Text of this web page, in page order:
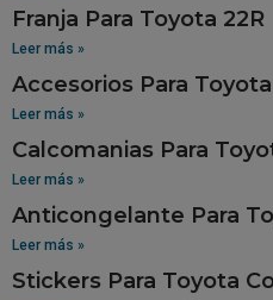
Franja Para Toyota 22R
Leer más »
Accesorios Para
Leer más »
Calcomanias Para
Leer más »
Anticongelante Para
Leer más »
Stickers Para Toyota